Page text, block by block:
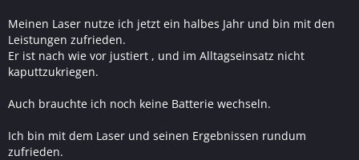
Meinen Laser nutze ich jetzt ein halbes Jahr und bin mit den
Leistungen zufrieden.
Er ist nach wie vor justiert , und im Alltagseinsatz nicht
kaputtzukriegen.
Auch brauchte ich noch keine Batterie wechseln.
Ich bin mit dem Laser und seinen Ergebnissen rundum
zufrieden.